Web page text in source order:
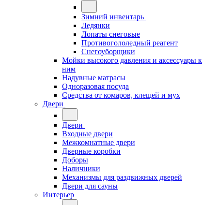
Зимний инвентарь
Ледянки
Лопаты снеговые
Противогололедный реагент
Снегоуборщики
Мойки высокого давления и аксессуары к
ним
Надувные матрасы
Одноразовая посуда
Средства от комаров, клещей и мух
Двери
Двери
Входные двери
Межкомнатные двери
Дверные коробки
Доборы
Наличники
Механизмы для раздвижных дверей
Двери для сауны
Интерьер